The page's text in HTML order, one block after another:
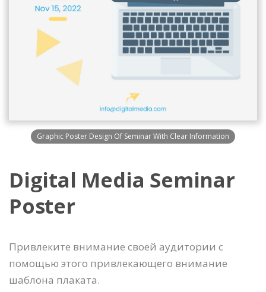
Graphic Poster Design Of Seminar With Clear Information
Digital Media Seminar
Poster
Привлеките внимание своей аудитории с
помощью этого привлекающего внимание
шаблона плаката.